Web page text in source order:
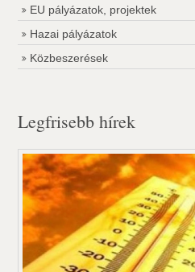
EU pályázatok, projektek
Hazai pályázatok
Közbeszerések
Legfrisebb hírek